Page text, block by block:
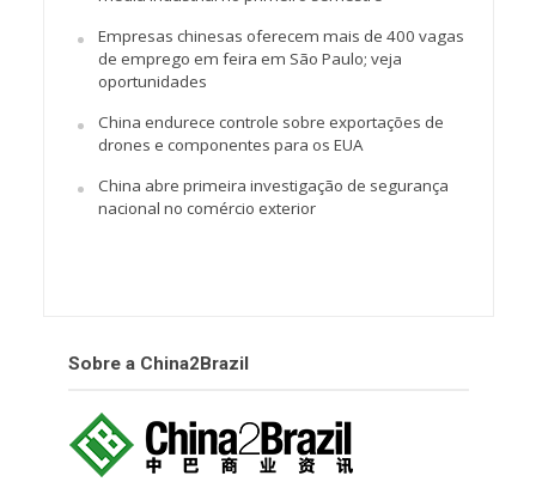
Empresas chinesas oferecem mais de 400 vagas
de emprego em feira em São Paulo; veja
oportunidades
China endurece controle sobre exportações de
drones e componentes para os EUA
China abre primeira investigação de segurança
nacional no comércio exterior
Sobre a China2Brazil